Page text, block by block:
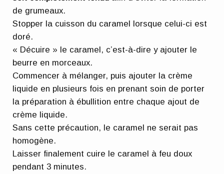
de grumeaux.
Stopper la cuisson du caramel lorsque celui-ci est
doré.
« Décuire » le caramel, c’est-à-dire y ajouter le
beurre en morceaux.
Commencer à mélanger, puis ajouter la crème
liquide en plusieurs fois en prenant soin de porter
la préparation à ébullition entre chaque ajout de
crème liquide.
Sans cette précaution, le caramel ne serait pas
homogène.
Laisser finalement cuire le caramel à feu doux
pendant 3 minutes.